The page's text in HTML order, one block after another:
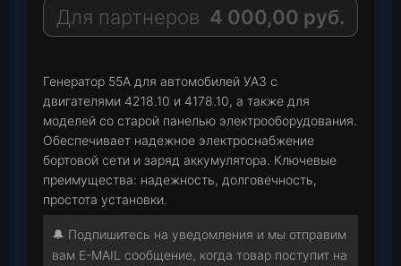
a
m
A
p
i
l
Для партнеров 4 000,00 руб.
Генератор 55А для автомобилей УАЗ с
двигателями 4218.10 и 4178.10, а также для
моделей со старой панелью электрооборудования.
Обеспечивает надежное электроснабжение
бортовой сети и заряд аккумулятора. Ключевые
преимущества: надежность, долговечность,
простота установки.
🔔 Подпишитесь на уведомления и мы отправим
вам E-MAIL сообщение, когда товар поступит на